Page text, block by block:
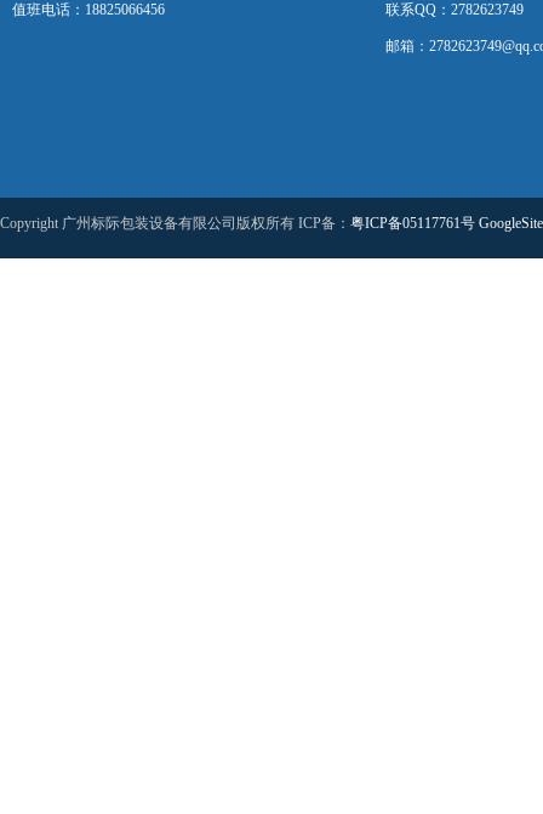
值班电话：18825066456 联系QQ：2782623749
邮箱：
Copyright 广州标际包装设备有限公司版权所有 ICP备： 粤ICP备05117761号